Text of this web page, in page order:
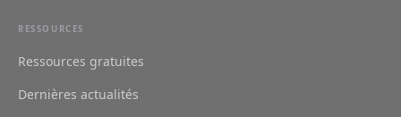
RESSOURCES
Ressources gratuites
Dernières actualités